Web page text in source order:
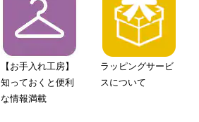
【お手入れ工房】
知っておくと便利
な情報満載
ラッピングサービ
スについて